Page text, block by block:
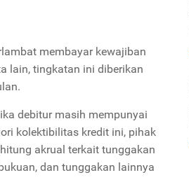
membayar kewajiban
lain, tingkatan ini diberikan
debitur masih mempunyai
kolektibilitas kredit ini, pihak
akrual terkait tunggakan
dan tunggakan lainnya